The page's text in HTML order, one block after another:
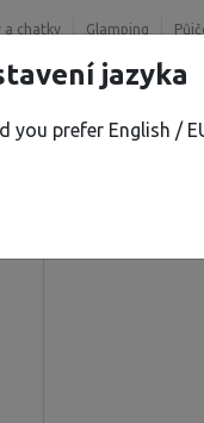
a chatky Glamping
jazyka
you prefer English /